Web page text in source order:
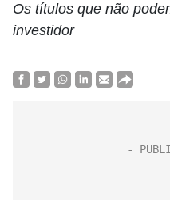
Os títulos que não
investidor